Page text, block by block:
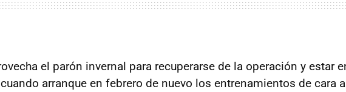
el parón invernal para recuperarse de la operación y estar
arranque en febrero de nuevo los entrenamientos de cara a